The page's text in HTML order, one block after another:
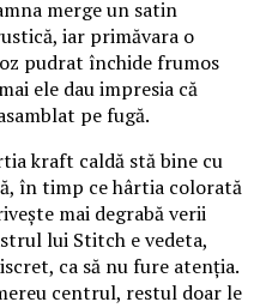
merge un satin
iar primăvara o
pudrat închide frumos
ele dau impresia că
pe fugă.
kraft caldă stă bine cu
în timp ce hârtia colorată
mai degrabă verii
lui Stitch e vedeta,
ca să nu fure atenția.
centrul, restul doar le